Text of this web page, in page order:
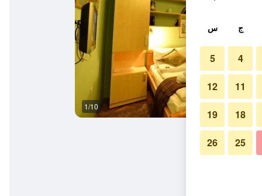
1/10
ج س
4
5
11
12
18
19
25
26